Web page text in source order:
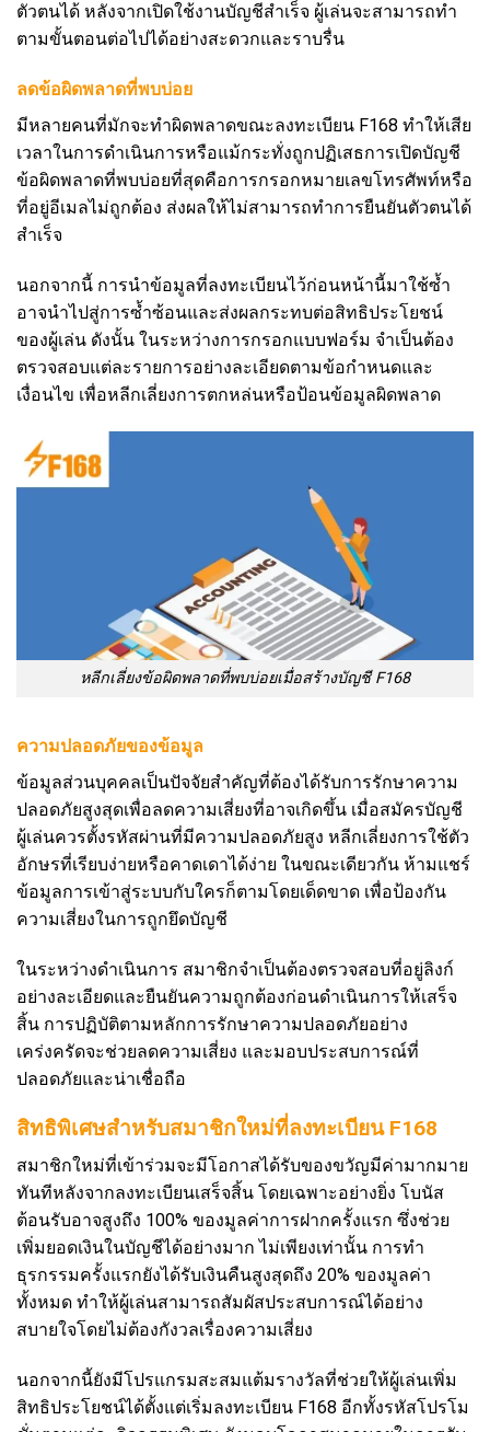
ตัวตนได้ หลังจากเปิดใช้งานบัญชีสำเร็จ ผู้เล่นจะสามารถทำ
ตามขั้นตอนต่อไปได้อย่างสะดวกและราบรื่น
ลดข้อผิดพลาดที่พบบ่อย
มีหลายคนที่มักจะทำผิดพลาดขณะลงทะเบียน F168 ทำให้เสีย
เวลาในการดำเนินการหรือแม้กระทั่งถูกปฏิเสธการเปิดบัญชี
ข้อผิดพลาดที่พบบ่อยที่สุดคือการกรอกหมายเลขโทรศัพท์หรือ
ที่อยู่อีเมลไม่ถูกต้อง ส่งผลให้ไม่สามารถทำการยืนยันตัวตนได้
สำเร็จ
นอกจากนี้ การนำข้อมูลที่ลงทะเบียนไว้ก่อนหน้านี้มาใช้ซ้ำ
อาจนำไปสู่การซ้ำซ้อนและส่งผลกระทบต่อสิทธิประโยชน์
ของผู้เล่น ดังนั้น ในระหว่างการกรอกแบบฟอร์ม จำเป็นต้อง
ตรวจสอบแต่ละรายการอย่างละเอียดตามข้อกำหนดและ
เงื่อนไข เพื่อหลีกเลี่ยงการตกหล่นหรือป้อนข้อมูลผิดพลาด
หลีกเลี่ยงข้อผิดพลาดที่พบบ่อยเมื่อสร้างบัญชี F168
ความปลอดภัยของข้อมูล
ข้อมูลส่วนบุคคลเป็นปัจจัยสำคัญที่ต้องได้รับการรักษาความ
ปลอดภัยสูงสุดเพื่อลดความเสี่ยงที่อาจเกิดขึ้น เมื่อสมัครบัญชี
ผู้เล่นควรตั้งรหัสผ่านที่มีความปลอดภัยสูง หลีกเลี่ยงการใช้ตัว
อักษรที่เรียบง่ายหรือคาดเดาได้ง่าย ในขณะเดียวกัน ห้ามแชร์
ข้อมูลการเข้าสู่ระบบกับใครก็ตามโดยเด็ดขาด เพื่อป้องกัน
ความเสี่ยงในการถูกยึดบัญชี
ในระหว่างดำเนินการ สมาชิกจำเป็นต้องตรวจสอบที่อยู่ลิงก์
อย่างละเอียดและยืนยันความถูกต้องก่อนดำเนินการให้เสร็จ
สิ้น การปฏิบัติตามหลักการรักษาความปลอดภัยอย่าง
เคร่งครัดจะช่วยลดความเสี่ยง และมอบประสบการณ์ที่
ปลอดภัยและน่าเชื่อถือ
สิทธิพิเศษสำหรับสมาชิกใหม่ที่ลงทะเบียน F168
สมาชิกใหม่ที่เข้าร่วมจะมีโอกาสได้รับของขวัญมีค่ามากมาย
ทันทีหลังจากลงทะเบียนเสร็จสิ้น โดยเฉพาะอย่างยิ่ง โบนัส
ต้อนรับอาจสูงถึง 100% ของมูลค่าการฝากครั้งแรก ซึ่งช่วย
เพิ่มยอดเงินในบัญชีได้อย่างมาก ไม่เพียงเท่านั้น การทำ
ธุรกรรมครั้งแรกยังได้รับเงินคืนสูงสุดถึง 20% ของมูลค่า
ทั้งหมด ทำให้ผู้เล่นสามารถสัมผัสประสบการณ์ได้อย่าง
สบายใจโดยไม่ต้องกังวลเรื่องความเสี่ยง
นอกจากนี้ยังมีโปรแกรมสะสมแต้มรางวัลที่ช่วยให้ผู้เล่นเพิ่ม
สิทธิประโยชน์ได้ตั้งแต่เริ่มลงทะเบียน F168 อีกทั้งรหัสโปรโม